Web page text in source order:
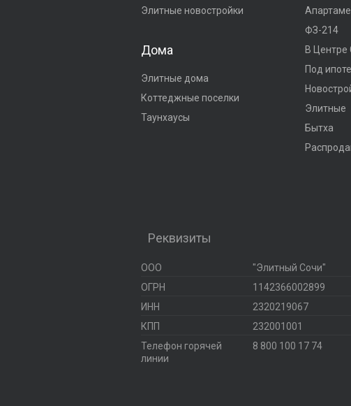
Элитные новостройки
Дома
Элитные дома
Коттеджные поселки
Таунхаусы
ФЗ-214
В Центре
Под
Элитные
Бытха
Реквизиты
ООО
"Элитный Сочи"
ОГРН
1142366002899
ИНН
2320219067
КПП
232001001
Телефон горячей
линии
8 800 100 17 74